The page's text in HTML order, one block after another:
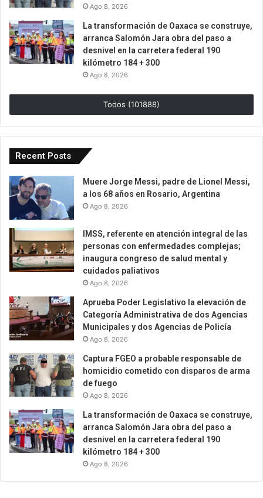
Ago 8, 2026
La transformación de Oaxaca se construye,
arranca Salomón Jara obra del paso a
desnivel en la carretera federal 190
kilómetro 184 + 300
Ago 8, 2026
Todos (101888)
Recent Posts
Muere Jorge Messi, padre de Lionel Messi,
a los 68 años en Rosario, Argentina
Ago 8, 2026
IMSS, referente en atención integral de las
personas con enfermedades complejas;
inaugura congreso de salud mental y
cuidados paliativos
Ago 8, 2026
Aprueba Poder Legislativo la elevación de
Categoría Administrativa de dos Agencias
Municipales y dos Agencias de Policía
Ago 8, 2026
Captura FGEO a probable responsable de
homicidio cometido con disparos de arma
de fuego
Ago 8, 2026
La transformación de Oaxaca se construye,
arranca Salomón Jara obra del paso a
desnivel en la carretera federal 190
kilómetro 184 + 300
Ago 8, 2026